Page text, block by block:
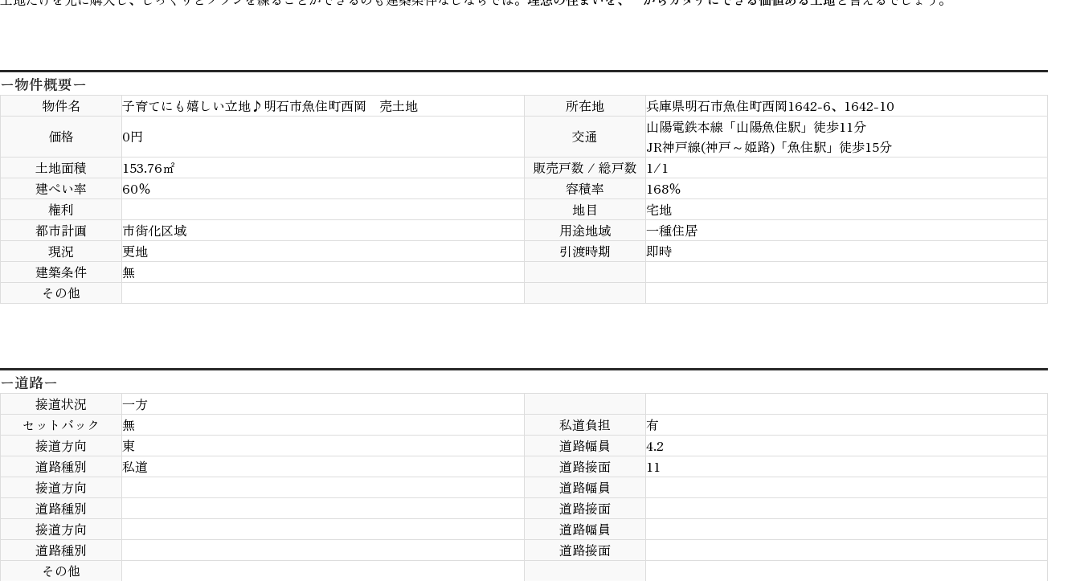
ー物件概要ー
物件名 子育てにも嬉しい立地♪明石市魚住町西岡 売土地 所在地
兵庫県明石市魚住町西岡1642-6、1642-10
価格
0円 交通
山陽電鉄本線「山陽魚住駅」徒歩11分
JR神戸線(神戸～姫路)「魚住駅」徒歩15分
土地面積
153.76㎡ 販売戸数 / 総戸数 1/1
建ぺい率
60％ 容積率
168％
権利
地目
宅地
都市計画
市街化区域 用途地域
一種住居
現況
更地 引渡時期
即時
建築条件
無
その他
ー道路ー
接道状況
一方
セットバック
無 私道負担
有
接道方向
東 道路幅員
4.2
道路種別
私道 道路接面
11
接道方向
道路幅員
道路種別
道路接面
接道方向
道路幅員
道路種別
道路接面
その他